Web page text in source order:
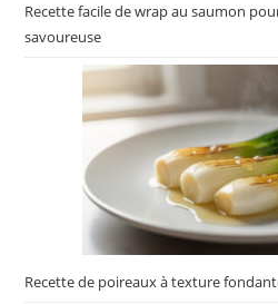
Recette facile de wrap au saumon
savoureuse
Recette de poireaux à texture